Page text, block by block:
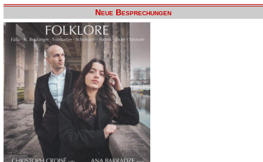
Neue Besprechungen